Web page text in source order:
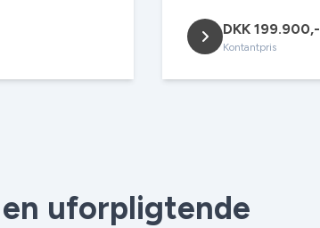
DKK 199.900,-
Kontantpris
uforpligtende